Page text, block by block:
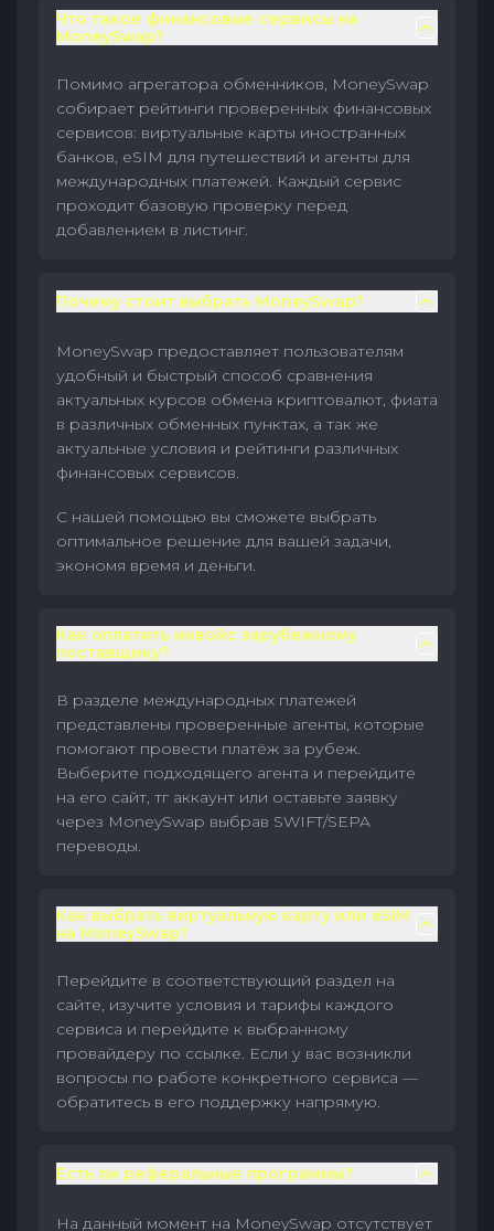
Что такое финансовые сервисы на
MoneySwap?
Помимо агрегатора обменников, MoneySwap
собирает рейтинги проверенных финансовых
сервисов: виртуальные карты иностранных
банков, eSIM для путешествий и агенты для
международных платежей. Каждый сервис
проходит базовую проверку перед
добавлением в листинг.
Почему стоит выбрать MoneySwap?
MoneySwap предоставляет пользователям
удобный и быстрый способ сравнения
актуальных курсов обмена криптовалют, фиата
в различных обменных пунктах, а так же
актуальные условия и рейтинги различных
финансовых сервисов.
С нашей помощью вы сможете выбрать
оптимальное решение для вашей задачи,
экономя время и деньги.
Как оплатить инвойс зарубежному
поставщику?
В разделе международных платежей
представлены проверенные агенты, которые
помогают провести платёж за рубеж.
Выберите подходящего агента и перейдите
на его сайт, тг аккаунт или оставьте заявку
через MoneySwap выбрав SWIFT/SEPA
переводы.
Как выбрать виртуальную карту или eSIM
на MoneySwap?
Перейдите в соответствующий раздел на
сайте, изучите условия и тарифы каждого
сервиса и перейдите к выбранному
провайдеру по ссылке. Если у вас возникли
вопросы по работе конкретного сервиса —
обратитесь в его поддержку напрямую.
Есть ли реферальные программы?
На данный момент на MoneySwap отсутствует